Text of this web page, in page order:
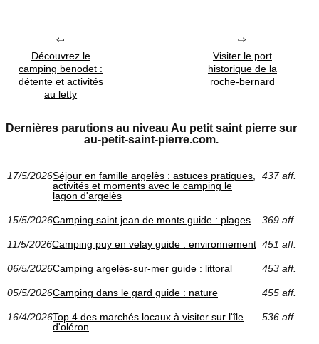
Découvrez le
camping benodet :
détente et activités
au letty
Visiter le port
historique de la
roche-bernard
Dernières parutions au niveau Au petit saint pierre sur
au-petit-saint-pierre.com.
17/5/2026Séjour en famille argelès : astuces pratiques,
activités et moments avec le camping le
lagon d'argelès
437 aff.
15/5/2026Camping saint jean de monts guide : plages 369 aff.
11/5/2026Camping puy en velay guide : environnement 451 aff.
06/5/2026Camping argelès-sur-mer guide : littoral 453 aff.
05/5/2026Camping dans le gard guide : nature 455 aff.
16/4/2026Top 4 des marchés locaux à visiter sur l'île
d'oléron
536 aff.